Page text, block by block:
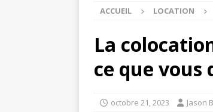
ACCUEIL LOCATION
La
ce que vous
octobre 21, 2023 Jason